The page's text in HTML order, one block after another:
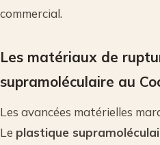
commercial.
Les matériaux de
supramoléculaire au
Les avancées matérielles
Le plastique